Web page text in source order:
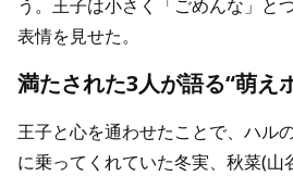
う。王子は小さく「ごめんな」と
表情を見せた。
満たされた3人が語る“萌え
王子と心を通わせたことで、ハル
に乗ってくれていた冬実、秋菜(山